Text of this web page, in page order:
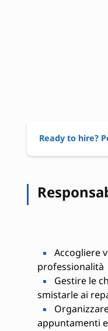
Ready to hire?
Accogliere
professionalità
Gestire le
smistarle ai
appuntamenti